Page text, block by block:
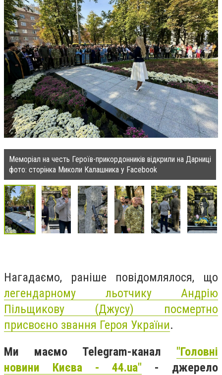
Меморіал на честь Героїв-прикордонників відкрили на Дарниці
фото: сторінка Миколи Калашника у Facebook
Нагадаємо, раніше повідомлялося, що
легендарному льотчику Андрію
Пільщикову (Джусу) посмертно
присвоєно звання Героя України.
Ми маємо Telegram-канал "Головні
новини Києва - 44.ua" - джерело